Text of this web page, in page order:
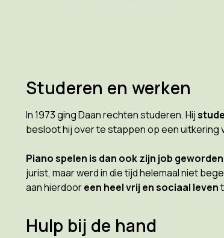
Studeren en werken
In 1973 ging Daan rechten studeren. Hij
besloot hij over te stappen op een uitkering
Piano spelen is dan ook zijn job
jurist, maar werd in die tijd helemaal niet
aan hierdooreen heel vrij en sociaal leven
Hulp bij de hand